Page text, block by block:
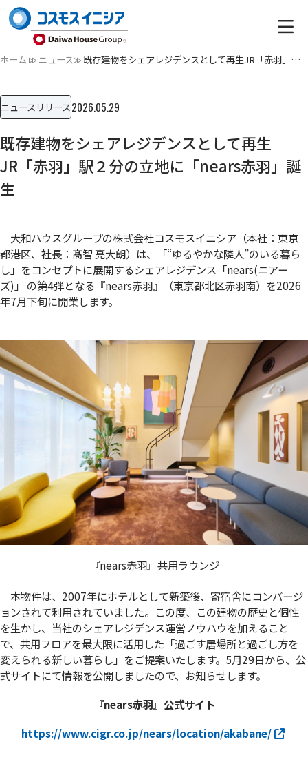
ホーム ニュース 既存建物をシェアレジデンスとして再生JR「赤羽」駅２分の立地…
ニュースリリース2026.05.29
既存建物をシェアレジデンスとして再生
JR「赤羽」駅２分の立地に「nears赤羽」誕
生
大和ハウスグループの株式会社コスモスイニシア（本社：東京
都港区、社長：髙智 亮大朗）は、「“ゆるやかな隣人”のいる暮ら
し」をコンセプトに展開するシェアレジデンス「nears(ニアー
ズ)」 の第4弾となる『nears赤羽』（東京都北区赤羽南）を2026
年7月下旬に開業します。
『nears赤羽』共用ラウンジ
本物件は、2007年にホテルとして新築後、寄宿舎にコンバージ
ョンされて利用されていました。この度、この建物の歴史と個性
を生かし、当社のシェアレジデンス運営ノウハウを加えること
で、共用フロアを最大限に活用した「過ごす居場所と過ごし方を
変えられる新しい暮らし」をご提案いたします。5月29日から、公
式サイトにて情報を公開しましたので、お知らせします。
『nears赤羽』公式サイト
https://www.cigr.co.jp/nears/location/akabane/